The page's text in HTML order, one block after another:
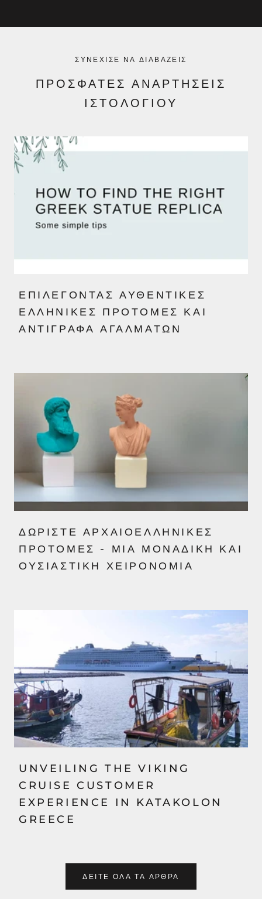
ΣΥΝΈΧΙΣΕ ΝΑ ΔΙΑΒΆΖΕΙΣ
ΠΡΌΣΦΑΤΕΣ ΑΝΑΡΤΉΣΕΙΣ
ΙΣΤΟΛΟΓΊΟΥ
ΕΠΙΛΈΓΟΝΤΑΣ ΑΥΘΕΝΤΙΚΈΣ
ΕΛΛΗΝΙΚΈΣ ΠΡΟΤΟΜΈΣ ΚΑΙ
ΑΝΤΊΓΡΑΦΑ ΑΓΑΛΜΆΤΩΝ
ΔΩΡΊΣΤΕ ΑΡΧΑΙΟΕΛΛΗΝΙΚΈΣ
ΠΡΟΤΟΜΈΣ - ΜΙΑ ΜΟΝΑΔΙΚΉ ΚΑΙ
ΟΥΣΙΑΣΤΙΚΉ ΧΕΙΡΟΝΟΜΊΑ
UNVEILING THE VIKING
CRUISE CUSTOMER
EXPERIENCE IN KATAKOLON
GREECE
ΔΕΊΤΕ ΌΛΑ ΤΑ ΆΡΘΡΑ